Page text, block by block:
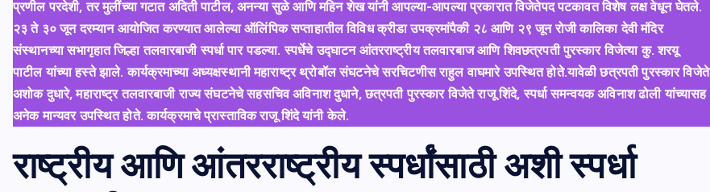
प्रणील परदेशी, तर मुलींच्या गटात अदिती पाटील, अनन्या सुळे आणि महिन शेख यांनी आपल्या-आपल्या प्रकारात विजेतेपद पटकावत विशेष लक्ष वेधून घेतले.
२३ ते ३० जून दरम्यान आयोजित करण्यात आलेल्या ऑलिंपिक सप्ताहातील विविध क्रीडा उपक्रमांपैकी २८ आणि २९ जून रोजी कालिका देवी मंदिर
संस्थानच्या सभागृहात जिल्हा तलवारबाजी स्पर्धा पार पडल्या. स्पर्धेचे उद्घाटन आंतरराष्ट्रीय तलवारबाज आणि शिवछत्रपती पुरस्कार विजेत्या कु. शरयू
पाटील यांच्या हस्ते झाले. कार्यक्रमाच्या अध्यक्षस्थानी महाराष्ट्र थ्रोबॉल संघटनेचे सरचिटणीस राहुल वाघमारे उपस्थित होते.यावेळी छत्रपती पुरस्कार विजेते
अशोक दुधारे, महाराष्ट्र तलवारबाजी राज्य संघटनेचे सहसचिव अविनाश दुधाने, छत्रपती पुरस्कार विजेते राजू शिंदे, स्पर्धा समन्वयक अविनाश ढोली यांच्यासह
अनेक मान्यवर उपस्थित होते. कार्यक्रमाचे प्रास्ताविक राजू शिंदे यांनी केले.
राष्ट्रीय आणि आंतरराष्ट्रीय स्पर्धांसाठी अशी स्पर्धा